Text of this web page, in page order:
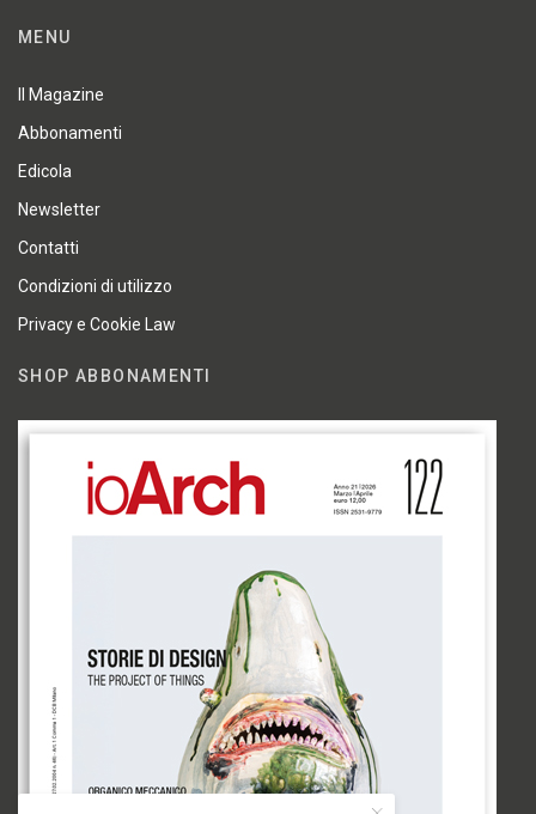
MENU
Il Magazine
Abbonamenti
Edicola
Newsletter
Contatti
Condizioni di utilizzo
Privacy e Cookie Law
SHOP ABBONAMENTI